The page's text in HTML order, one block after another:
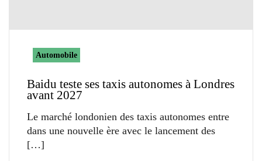
Automobile
Baidu teste ses taxis autonomes à Londres
avant 2027
Le marché londonien des taxis autonomes entre
dans une nouvelle ère avec le lancement des